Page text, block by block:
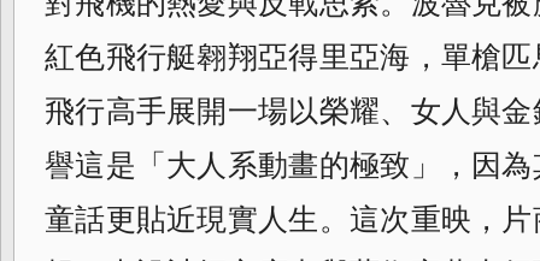
紅色飛行艇翱翔亞得里亞海，單槍
飛行高手展開一場以榮耀、女人與
譽這是「大人系動畫的極致」，因
童話更貼近現實人生。這次重映，